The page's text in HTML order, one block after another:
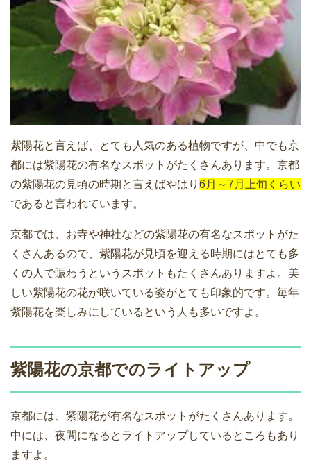
紫陽花と言えば、とても人気のある植物ですが、中でも京
都には紫陽花の有名なスポットがたくさんあります。京都
の紫陽花の見頃の時期と言えばやはり 6月～7月上旬くらい
であると言われています。
京都では、お寺や神社などの紫陽花の有名なスポットがた
くさんあるので、紫陽花が見頃を迎える時期にはとても多
くの人で賑わうというスポットもたくさんありますよ。美
しい紫陽花の花が咲いている姿がとても印象的です。毎年
紫陽花を楽しみにしているという人も多いですよ。
紫陽花の京都でのライトアップ
京都には、紫陽花が有名なスポットがたくさんあります。
中には、夜間になるとライトアップしているところもあり
ますよ。